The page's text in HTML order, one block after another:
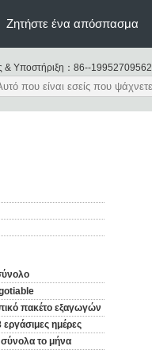
Ζητήστε ένα απόσπασμα
& Υποστήριξη： 86--19952709562
πακέτο εξαγωγών
εργάσιμες ημέρες
το μήνα